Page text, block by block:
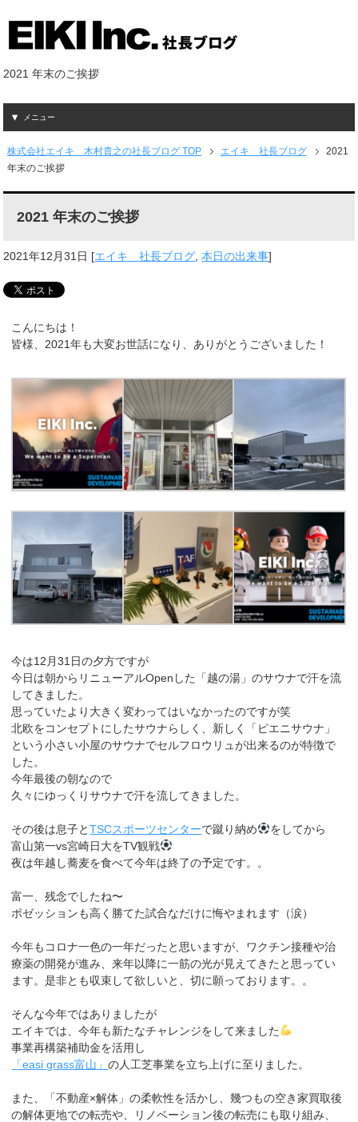
2021 年末のご挨拶
メニュー
株式会社エイキ 木村貴之の社長ブログ TOP エイキ 社長ブログ
2021
年末のご挨拶
2021 年末のご挨拶
2021年12月31日 [エイキ 社長ブログ,本日の出来事]
こんにちは！
皆様、2021年も大変お世話になり、ありがとうございました！
今は12月31日の夕方ですが
今日は朝からリニューアルOpenした「越の湯」のサウナで汗を流
してきました。
思っていたより大きく変わってはいなかったのですが笑
北欧をコンセプトにしたサウナらしく、新しく「ピエニサウナ」
という小さい小屋のサウナでセルフロウリュが出来るのが特徴で
した。
今年最後の朝なので
久々にゆっくりサウナで汗を流してきました。
その後は息子とTSCスポーツセンターで蹴り納め
をしてから
富山第一vs宮崎日大をTV観戦
夜は年越し蕎麦を食べて今年は終了の予定です。。
富一、残念でしたね〜
ポゼッションも高く勝てた試合なだけに悔やまれます（涙）
今年もコロナ一色の一年だったと思いますが、ワクチン接種や治
療薬の開発が進み、来年以降に一筋の光が見えてきたと思ってい
ます。是非とも収束して欲しいと、切に願っております。。
そんな今年ではありましたが
エイキでは、今年も新たなチャレンジをして来ました
事業再構築補助金を活用し
「easi grass富山」の人工芝事業を立ち上げに至りました。
また、「不動産×解体」の柔軟性を活かし、幾つもの空き家買取後
の解体更地での転売や、リノベーション後の転売にも取り組み、